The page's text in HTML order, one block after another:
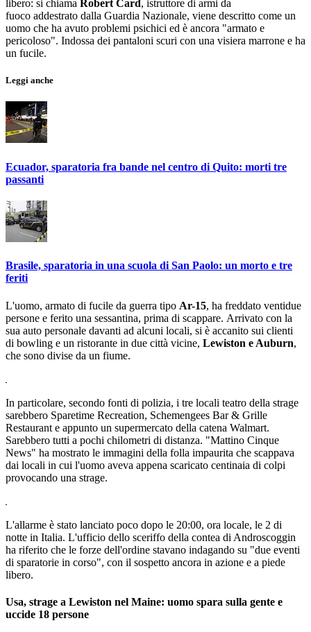
libero: si chiama Robert Card, istruttore di armi da
fuoco addestrato dalla Guardia Nazionale, viene descritto come un
uomo che ha avuto problemi psichici ed è ancora "armato e
pericoloso". Indossa dei pantaloni scuri con una visiera marrone e ha
un fucile.
Leggi anche
Ecuador, sparatoria fra bande nel centro di Quito: morti tre
passanti
Brasile, sparatoria in una scuola di San Paolo: un morto e tre
feriti
L'uomo, armato di fucile da guerra tipo Ar-15, ha freddato ventidue
persone e ferito una sessantina, prima di scappare. Arrivato con la
sua auto personale davanti ad alcuni locali, si è accanito sui clienti
di bowling e un ristorante in due città vicine, Lewiston e Auburn,
che sono divise da un fiume.
In particolare, secondo fonti di polizia, i tre locali teatro della strage
sarebbero Sparetime Recreation, Schemengees Bar & Grille
Restaurant e appunto un supermercato della catena Walmart.
Sarebbero tutti a pochi chilometri di distanza. "Mattino Cinque
News" ha mostrato le immagini della folla impaurita che scappava
dai locali in cui l'uomo aveva appena scaricato centinaia di colpi
provocando una strage.
L'allarme è stato lanciato poco dopo le 20:00, ora locale, le 2 di
notte in Italia. L'ufficio dello sceriffo della contea di Androscoggin
ha riferito che le forze dell'ordine stavano indagando su "due eventi
di sparatorie in corso", con il sospetto ancora in azione e a piede
libero.
Usa, strage a Lewiston nel Maine: uomo spara sulla gente e
uccide 18 persone